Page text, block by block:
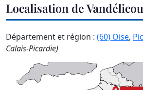
Localisation de
Département et région : (60) Oise,
Calais-Picardie)